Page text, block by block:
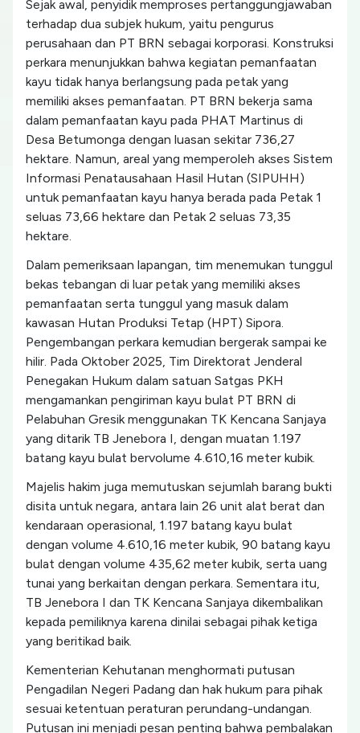
Sejak awal, penyidik memproses pertanggungjawaban
terhadap dua subjek hukum, yaitu pengurus
perusahaan dan PT BRN sebagai korporasi. Konstruksi
perkara menunjukkan bahwa kegiatan pemanfaatan
kayu tidak hanya berlangsung pada petak yang
memiliki akses pemanfaatan. PT BRN bekerja sama
dalam pemanfaatan kayu pada PHAT Martinus di
Desa Betumonga dengan luasan sekitar 736,27
hektare. Namun, areal yang memperoleh akses Sistem
Informasi Penatausahaan Hasil Hutan (SIPUHH)
untuk pemanfaatan kayu hanya berada pada Petak 1
seluas 73,66 hektare dan Petak 2 seluas 73,35
hektare.
Dalam pemeriksaan lapangan, tim menemukan tunggul
bekas tebangan di luar petak yang memiliki akses
pemanfaatan serta tunggul yang masuk dalam
kawasan Hutan Produksi Tetap (HPT) Sipora.
Pengembangan perkara kemudian bergerak sampai ke
hilir. Pada Oktober 2025, Tim Direktorat Jenderal
Penegakan Hukum dalam satuan Satgas PKH
mengamankan pengiriman kayu bulat PT BRN di
Pelabuhan Gresik menggunakan TK Kencana Sanjaya
yang ditarik TB Jenebora I, dengan muatan 1.197
batang kayu bulat bervolume 4.610,16 meter kubik.
Majelis hakim juga memutuskan sejumlah barang bukti
disita untuk negara, antara lain 26 unit alat berat dan
kendaraan operasional, 1.197 batang kayu bulat
dengan volume 4.610,16 meter kubik, 90 batang kayu
bulat dengan volume 435,62 meter kubik, serta uang
tunai yang berkaitan dengan perkara. Sementara itu,
TB Jenebora I dan TK Kencana Sanjaya dikembalikan
kepada pemiliknya karena dinilai sebagai pihak ketiga
yang beritikad baik.
Kementerian Kehutanan menghormati putusan
Pengadilan Negeri Padang dan hak hukum para pihak
sesuai ketentuan peraturan perundang-undangan.
Putusan ini menjadi pesan penting bahwa pembalakan